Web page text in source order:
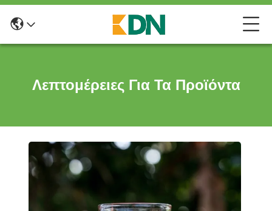
Λεπτομέρειες Για Τα Προϊόντα